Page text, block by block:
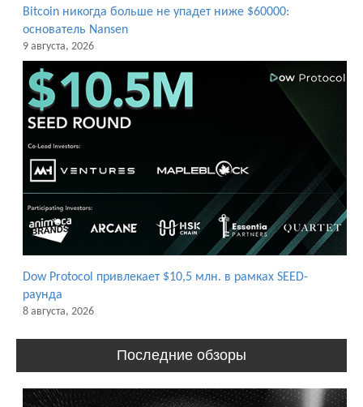
Bitcoin никогда больше не упадет ниже $60000:
основатель Nansen
9 августа, 2026
Dow Protocol привлекает $10,5 млн. в рамках SEED-
раунда
8 августа, 2026
Последние обзоры